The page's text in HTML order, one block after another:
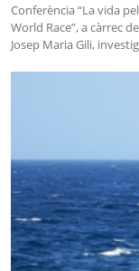
Conferència “La vida
World Race”, a càrrec
Josep Maria Gili,